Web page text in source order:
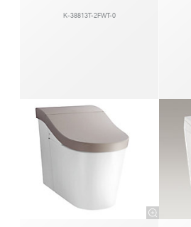
K-38813T-2FWT-0